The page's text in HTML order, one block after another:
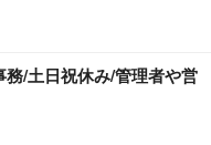
/土日祝休み/管理者や営